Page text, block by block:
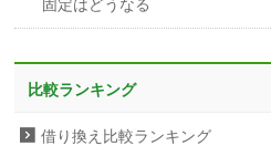
固定はどうなる
比較ランキング
借り換え比較ランキング